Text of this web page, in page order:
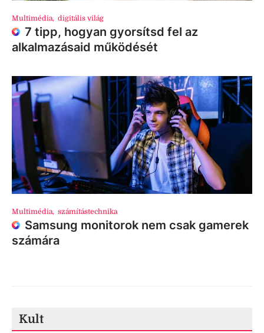
Multimédia, digitális világ
7 tipp, hogyan gyorsítsd fel az
alkalmazásaid működését
Multimédia, számítástechnika
Samsung monitorok nem csak gamerek
számára
Kult